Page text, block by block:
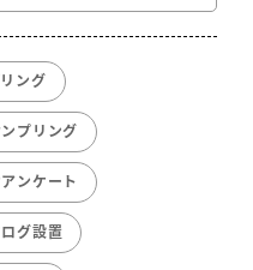
ング
プリング
ンケート
グ設置